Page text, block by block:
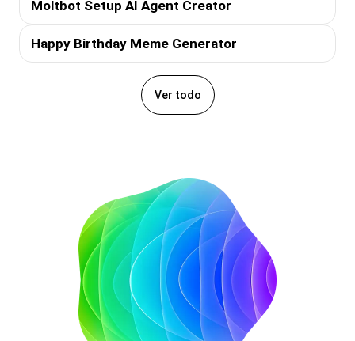
Moltbot Setup AI Agent Creator
Happy Birthday Meme Generator
Ver todo